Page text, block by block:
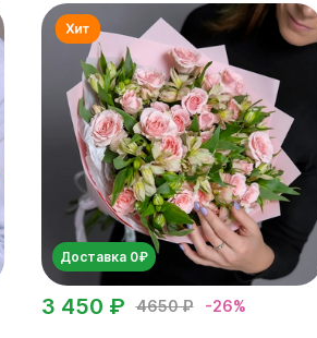
Доставка 0₽
4650 ₽ -26%
3 450 ₽